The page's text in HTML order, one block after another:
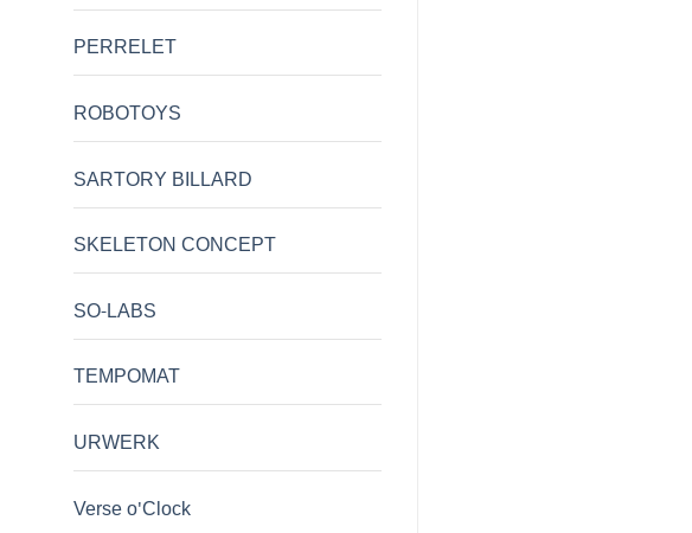
PERRELET
ROBOTOYS
SARTORY BILLARD
SKELETON CONCEPT
SO-LABS
TEMPOMAT
URWERK
Verse o'Clock